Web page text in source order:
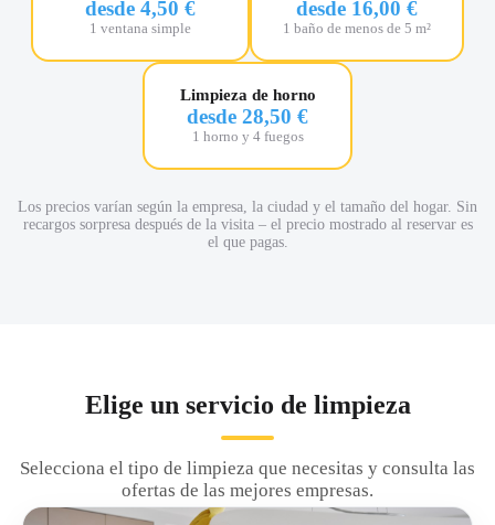
desde 4,50 €
1 ventana simple
desde 16,00 €
1 baño de menos de 5 m²
Limpieza de horno
desde 28,50 €
1 horno y 4 fuegos
Los precios varían según la empresa, la ciudad y el tamaño del hogar. Sin
recargos sorpresa después de la visita – el precio mostrado al reservar es
el que pagas.
Elige un servicio de limpieza
Selecciona el tipo de limpieza que necesitas y consulta las
ofertas de las mejores empresas.